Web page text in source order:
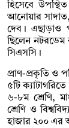
হিসেবে
আনোয়ার সাদাত,
দেব। এছাড়াও
ছিলেন
সিএসসি।
প্রাণ-প্রকৃতি ও
৫টি
৬-৮ম শ্রেণি,
শ্রেণি ও
হাজার ২০০ এর